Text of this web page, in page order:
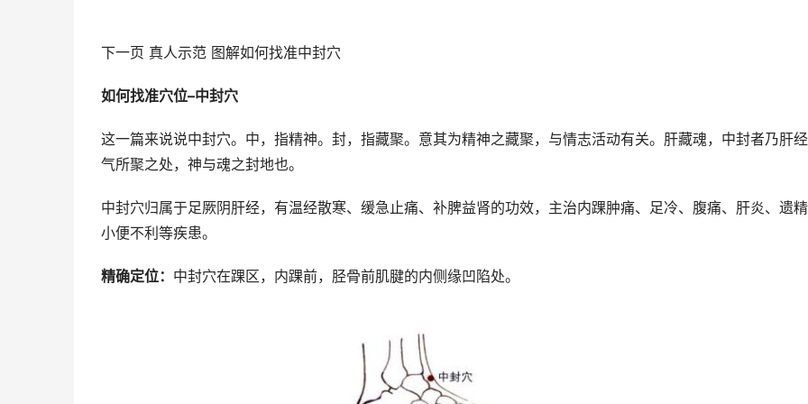
下一页 真人示范 图解如何找准中封穴
如何找准穴位–中封穴
这一篇来说说中封穴。中，指精神。封，指藏聚。意其为精神之藏聚，与情志活动有关。肝藏魂，中封者乃肝
气所聚之处，神与魂之封地也。
中封穴归属于足厥阴肝经，有温经散寒、缓急止痛、补脾益肾的功效，主治内踝肿痛、足冷、腹痛、肝炎、遗
小便不利等疾患。
精确定位： 中封穴在踝区，内踝前，胫骨前肌腱的内侧缘凹陷处。